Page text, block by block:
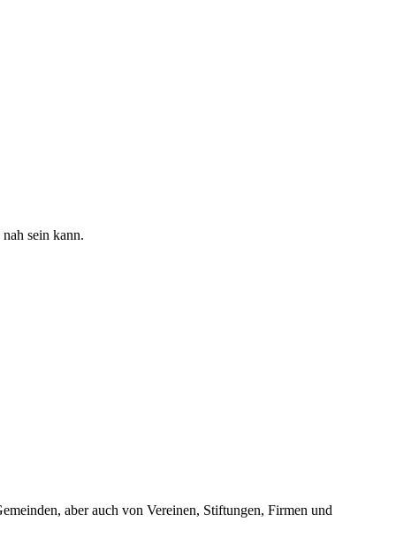
sein kann.
aber auch von Vereinen, Stiftungen, Firmen und